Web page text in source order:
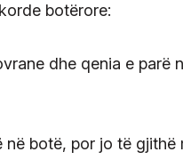
botërore:
dhe qenia e parë
botë, por jo të gjithë